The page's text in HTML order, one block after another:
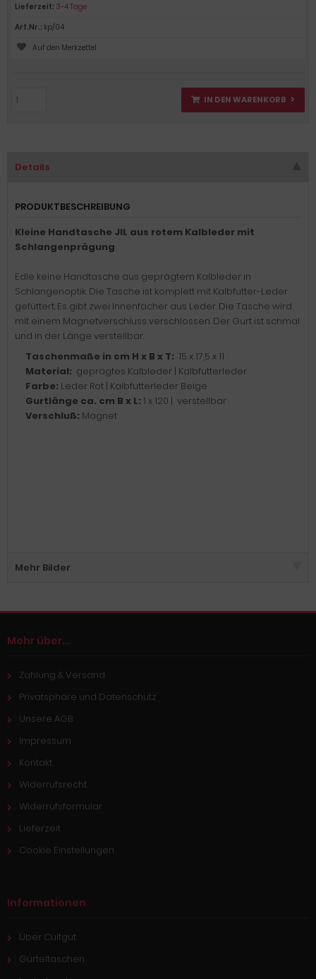
Lieferzeit: 3-4 Tage
Art.Nr.: kp/04
IN DEN WARENKORB
Details
PRODUKTBESCHREIBUNG
Kleine Handtasche JIL aus rotem Kalbleder mit
Schlangenprägung
Edle keine Handtasche aus geprägtem Kalbleder in
Schlangenoptik. Die Tasche ist komplett mit Kalbfutter-Leder
gefüttert. Es gibt zwei Innenfächer aus Leder. Die Tasche wird
mit einem Magnetverschluss verschlossen. Der Gurt ist schmal
und in der Länge verstellbar.
Taschenmaße in cm H x B x T: 15 x 17,5 x 11
Material: geprägtes Kalbleder | Kalbfutterleder
Farbe: Leder Rot | Kalbfutterleder Beige
Gurtlänge ca. cm B x L: 1 x 120 | verstellbar
Verschluß: Magnet
Mehr Bilder
Mehr über...
Zahlung & Versand
Privatsphäre und Datenschutz
Unsere AGB
Impressum
Kontakt
Widerrufsrecht
Widerrufsformular
Lieferzeit
Cookie Einstellungen
Informationen
Über Cultgut
Gürteltaschen